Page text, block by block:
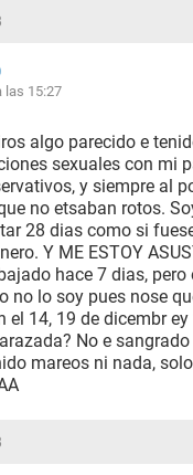
las 15:27
algo parecido e
sexuales con mi
y siempre al
no etsaban rotos.
28 dias como si
Y ME ESTOY
hace 7 dias, pero
no lo soy pues nose
el 14, 19 de dicembr ey
No e
mareos ni nada,